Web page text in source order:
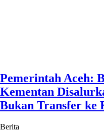
Pemerintah Aceh:
Kementan
Bukan Transfer ke
Berita